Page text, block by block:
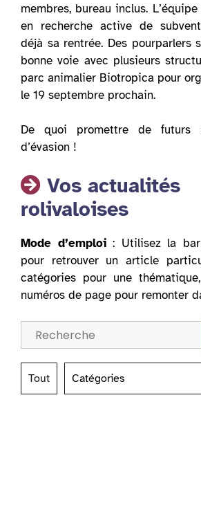
membres, bureau inclus.
en recherche active de
déjà sa rentrée. Des pourparlers
bonne voie avec plusieurs
parc animalier Biotropica pour
le 19 septembre prochain.
De quoi promettre de futurs
d’évasion !
Vos actualités
rolivaloises
Mode d’emploi: Utilisez la
pour retrouver un article
catégories pour une
numéros de page pour remonter
Tout Catégories